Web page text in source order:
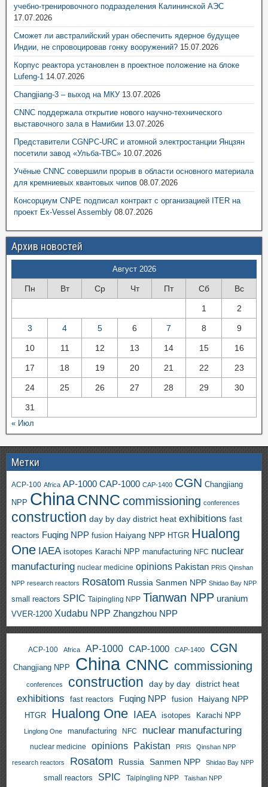
учебно-тренировочного подразделения Калининской АЭС
17.07.2026
Сможет ли австралийский уран обеспечить ядерное будущее
Индии, не спровоцировав гонку вооружений? 15.07.2026
Корпус реактора установлен в проектное положение на блоке
Lufeng-1 14.07.2026
Changjiang-3 – выход на МКУ 13.07.2026
CNNC поддержала открытие нового научно-технического
выставочного зала в Намибии 13.07.2026
Представители CGNPC-URC и атомной электростанции Янцзян
посетили завод «Ульба-ТВС» 10.07.2026
Учёные CNNC совершили прорыв в области основного материала
для кремниевых квантовых чипов 08.07.2026
Консорциум CNPE подписал контракт с организацией ITER на
проект Ex-Vessel Assembly 08.07.2026
Архив новостей
Август 2026
Пн Вт Ср Чт Пт Сб Вс
1 2
3 4 5 6 7 8 9
10 11 12 13 14 15 16
17 18 19 20 21 22 23
24 25 26 27 28 29 30
31
« Июл
Метки
ACP-100 Africa AP-1000 CAP-1000 CAP-1400 CGN Changjiang
NPP ChinaCNNC commissioning conferences
construction day by day district heat exhibitions fast
reactors Fuqing NPP fusion Haiyang NPP HTGR Hualong
One IAEA isotopes Karachi NPP manufacturing NFC nuclear
manufacturing nuclear medicine opinions Pakistan PRIS Qinshan
NPP research reactors Rosatom Russia Sanmen NPP Shidao Bay NPP
small reactors SPIC Taipingling NPP Tianwan NPP uranium
VVER-1200 Xudabu NPP Zhangzhou NPP
ACP-100 Africa AP-1000 CAP-1000 CAP-1400 CGN
Changjiang NPP China CNNC commissioning
conferences construction day by day district heat
exhibitions fast reactors Fuqing NPP fusion Haiyang NPP
HTGR Hualong One IAEA isotopes Karachi NPP
Linglong One manufacturing NFC nuclear manufacturing
nuclear medicine opinions Pakistan PRIS Qinshan NPP
research reactors Rosatom Russia Sanmen NPP Shidao Bay NPP
small reactors SPIC Taipingling NPP Taishan NPP